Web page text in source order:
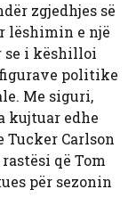
zgjedhjes së
lëshimin e një
se i këshilloi
politike
Me siguri,
kujtuar edhe
Tucker Carlson
që Tom
për sezonin